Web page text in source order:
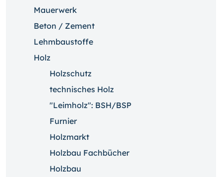
Mauerwerk
Beton / Zement
Lehmbaustoffe
Holz
Holzschutz
technisches Holz
"Leimholz": BSH/BSP
Furnier
Holzmarkt
Holzbau Fachbücher
Holzbau